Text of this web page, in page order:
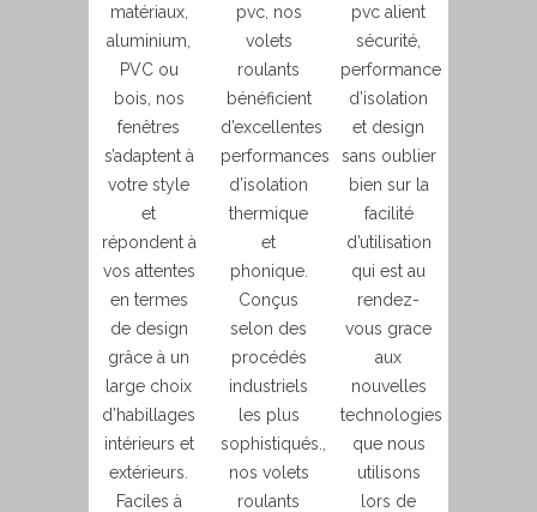
matériaux,
aluminium,
PVC ou
bois, nos
fenêtres
s’adaptent à
votre style
et
répondent à
vos attentes
en termes
de design
grâce à un
large choix
d’habillages
intérieurs et
extérieurs.
Faciles à
pvc, nos
volets
roulants
bénéficient
d’excellentes
performances
d’isolation
thermique
et
phonique.
Conçus
selon des
procédés
industriels
les plus
sophistiqués.,
nos volets
roulants
pvc alient
sécurité,
performance
d’isolation
et design
sans oublier
bien sur la
facilité
d’utilisation
qui est au
rendez-
vous grace
aux
nouvelles
technologies
que nous
utilisons
lors de